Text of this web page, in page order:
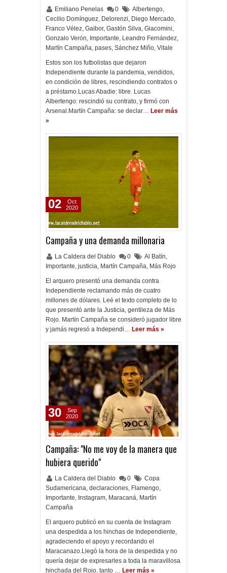
Emiliano Penelas 0 Albertengo,
Cecilio Domínguez, Delorenzi, Diego Mercado,
Franco Vélez, Gaibor, Gastón Silva, Giacomini,
Gonzalo Verón, Importante, Leandro Fernández,
Martín Campaña, pases, Sánchez Miño, Vitale
Estos son los futbolistas que dejaron
Independiente durante la pandemia, vendidos,
en condición de libres, rescindiendo contratos o
a préstamo.Lucas Abadie: libre. Lucas
Albertengo: rescindió su contrato, y firmó con
Arsenal.Martín Campaña: se declar… Leer más
»
Campaña y una demanda millonaria
La Caldera del Diablo 0 Al Batín,
Importante, justicia, Martín Campaña, Más Rojo
El arquero presentó una demanda contra
Independiente reclamando más de cuatro
millones de dólares. Leé el texto completo de lo
que presentó ante la Justicia, gentileza de Más
Rojo. Martín Campaña se consideró jugador libre
y jamás regresó a Independi… Leer más »
02
Oct
2020
Campaña: "No me voy de la manera que
hubiera querido"
La Caldera del Diablo 0
Copa
Sudamericana, declaraciones, Flamengo,
Importante, Instagram, Maracaná, Martín
Campaña
El arquero publicó en su cuenta de Instagram
una despedida a los hinchas de Independiente,
agradeciendo el apoyo y recordando el
Maracanazo.Llegó la hora de la despedida y no
quería dejar de expresarles a toda la maravillosa
hinchada del Rojo, tanto … Leer más »
30
Sep
2020